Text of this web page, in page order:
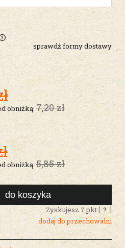
kosztów płatności
sprawdź formy dostawy
obniżką: 7,20 zł
obniżką: 5,85 zł
do koszyka
Zyskujesz 7pkt [ ? ]
dodaj do przechowalni